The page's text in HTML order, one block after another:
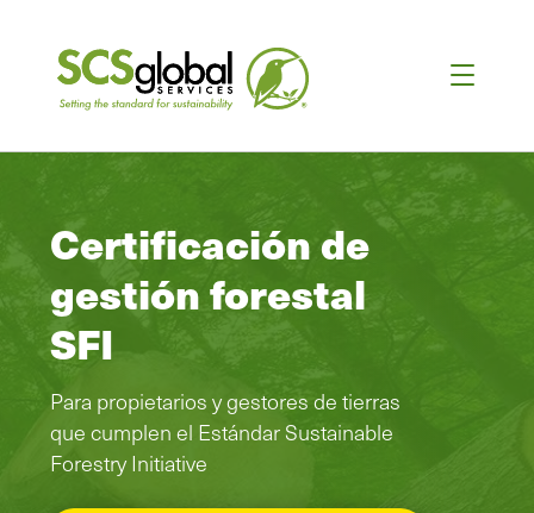
Certificación de
gestión forestal
SFI
Para propietarios y gestores de tierras
que cumplen el Estándar Sustainable
Forestry Initiative